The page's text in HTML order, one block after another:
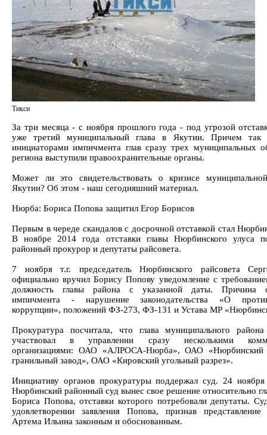
Тикси
За три месяца - с ноября прошлого года - под угрозой
уже третий муниципальный глава в Якутии. Причем так
инициаторами импичмента глав сразу трех муниципальных
региона выступили правоохранительные органы.
Может ли это свидетельствовать о кризисе
Якутии? Об этом - наш сегодняшний материал.
Нюрба: Бориса Попова защитил Егор Борисов
Первым в череде скандалов с досрочной отставкой стал
В ноябре 2014 года отставки главы Нюрбинского улуса
районный прокурор и депутаты райсовета.
7 ноября т.г. председатель Нюрбинского райсовета
официально вручил Борису Попову уведомление с
должность главы района с указанной даты. Причина
импичмента - нарушение законодательства «О
коррупции», положений ФЗ-273, ФЗ-131 и Устава МР
Прокуратура посчитала, что глава муниципального района
участвовал в управлении сразу несколькими
организациями: ОАО «АЛРОСА-Нюрба», ОАО «Нюрбинский
гранильный завод», ОАО «Кировский угольный разрез».
Инициативу органов прокуратуры поддержал суд. 24
Нюрбинский районный суд вынес свое решение относительно
Бориса Попова, отставки которого потребовали депутаты.
удовлетворении заявления Попова, признав представление
Артема Ильина законным и обоснованным.